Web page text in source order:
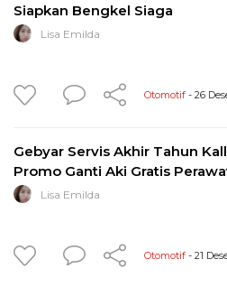
Siapkan Bengkel Siaga
Lisa Emilda
Otomotif - 26
Gebyar Servis Akhir Tahun
Promo Ganti Aki Gratis
Lisa Emilda
Otomotif - 21